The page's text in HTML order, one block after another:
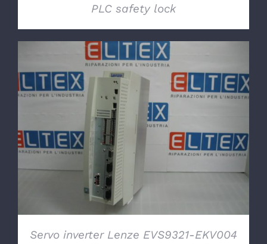
PLC safety lock
DETTAGLI
Servo inverter Lenze EVS9321-EKV004